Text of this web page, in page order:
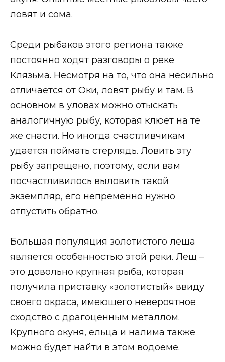
ловят и сома.
Среди рыбаков этого региона также
постоянно ходят разговоры о реке
Клязьма. Несмотря на то, что она несильно
отличается от Оки, ловят рыбу и там. В
основном в уловах можно отыскать
аналогичную рыбу, которая клюет на те
же снасти. Но иногда счастливчикам
удается поймать стерлядь. Ловить эту
рыбу запрещено, поэтому, если вам
посчастливилось выловить такой
экземпляр, его непременно нужно
отпустить обратно.
Большая популяция золотистого леща
является особенностью этой реки. Лещ –
это довольно крупная рыба, которая
получила приставку «золотистый» ввиду
своего окраса, имеющего невероятное
сходство с драгоценным металлом.
Крупного окуня, ельца и налима также
можно будет найти в этом водоеме.